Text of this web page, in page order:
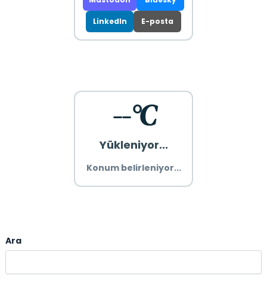
LinkedIn E-posta
--°C
Yükleniyor...
Konum belirleniyor...
Ara